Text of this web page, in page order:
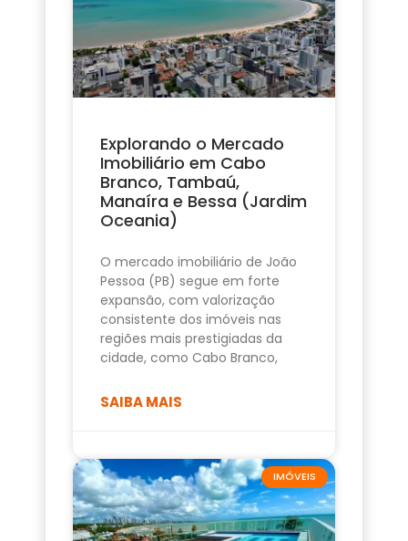
Explorando o Mercado
Imobiliário em Cabo
Branco, Tambaú,
Manaíra e Bessa (Jardim
Oceania)
O mercado imobiliário de João
Pessoa (PB) segue em forte
expansão, com valorização
consistente dos imóveis nas
regiões mais prestigiadas da
cidade, como Cabo Branco,
SAIBA MAIS
IMÓVEIS